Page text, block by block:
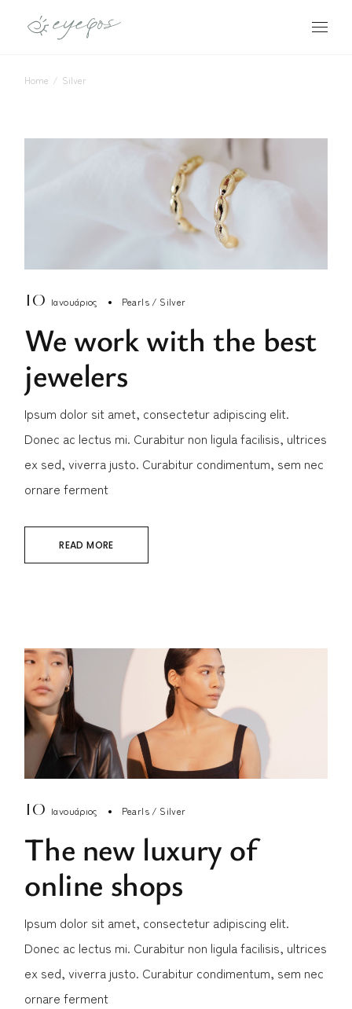
Home Silver
10 Ιανουάριος Pearls Silver
We work with the best
jewelers
Ipsum dolor sit amet, consectetur adipiscing elit.
Donec ac lectus mi. Curabitur non ligula facilisis, ultrices
ex sed, viverra justo. Curabitur condimentum, sem nec
ornare ferment
READ MORE
10 Ιανουάριος Pearls Silver
The new luxury of
online shops
Ipsum dolor sit amet, consectetur adipiscing elit.
Donec ac lectus mi. Curabitur non ligula facilisis, ultrices
ex sed, viverra justo. Curabitur condimentum, sem nec
ornare ferment